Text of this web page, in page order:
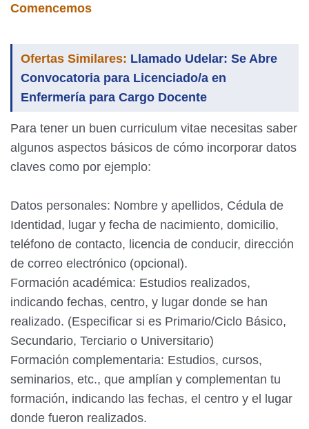
Comencemos
Ofertas Similares: Llamado Udelar: Se Abre
Convocatoria para Licenciado/a en
Enfermería para Cargo Docente
Para tener un buen curriculum vitae necesitas saber
algunos aspectos básicos de cómo incorporar datos
claves como por ejemplo:
Datos personales: Nombre y apellidos, Cédula de
Identidad, lugar y fecha de nacimiento, domicilio,
teléfono de contacto, licencia de conducir, dirección
de correo electrónico (opcional).
Formación académica: Estudios realizados,
indicando fechas, centro, y lugar donde se han
realizado. (Especificar si es Primario/Ciclo Básico,
Secundario, Terciario o Universitario)
Formación complementaria: Estudios, cursos,
seminarios, etc., que amplían y complementan tu
formación, indicando las fechas, el centro y el lugar
donde fueron realizados.